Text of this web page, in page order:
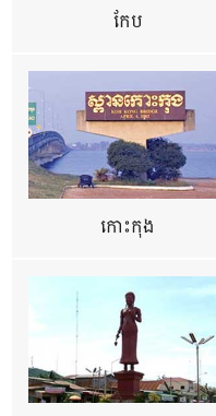
កែប
កោះកុង